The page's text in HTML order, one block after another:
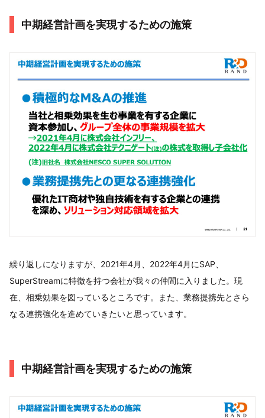
中期経営計画を実現するための施策
繰り返しになりますが、2021年4月、2022年4月にSAP、
SuperStreamに特徴を持つ会社が我々の仲間に入りました。現
在、相乗効果を図っているところです。また、業務提携先とさら
なる連携強化を進めていきたいと思っています。
中期経営計画を実現するための施策